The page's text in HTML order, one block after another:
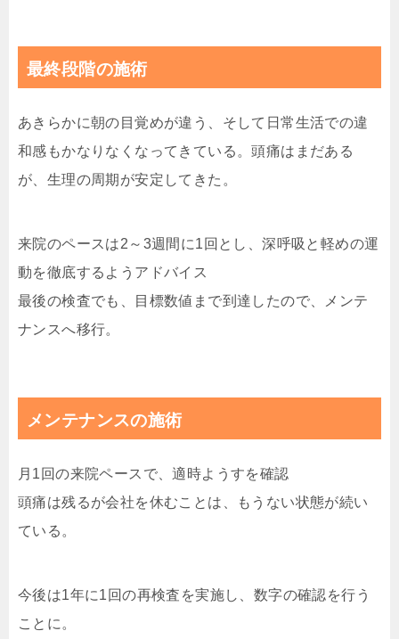
最終段階の施術
あきらかに朝の目覚めが違う、そして日常生活での違
和感もかなりなくなってきている。頭痛はまだある
が、生理の周期が安定してきた。
来院のペースは2～3週間に1回とし、深呼吸と軽めの運
動を徹底するようアドバイス
最後の検査でも、目標数値まで到達したので、メンテ
ナンスへ移行。
メンテナンスの施術
月1回の来院ペースで、適時ようすを確認
頭痛は残るが会社を休むことは、もうない状態が続い
ている。
今後は1年に1回の再検査を実施し、数字の確認を行う
ことに。